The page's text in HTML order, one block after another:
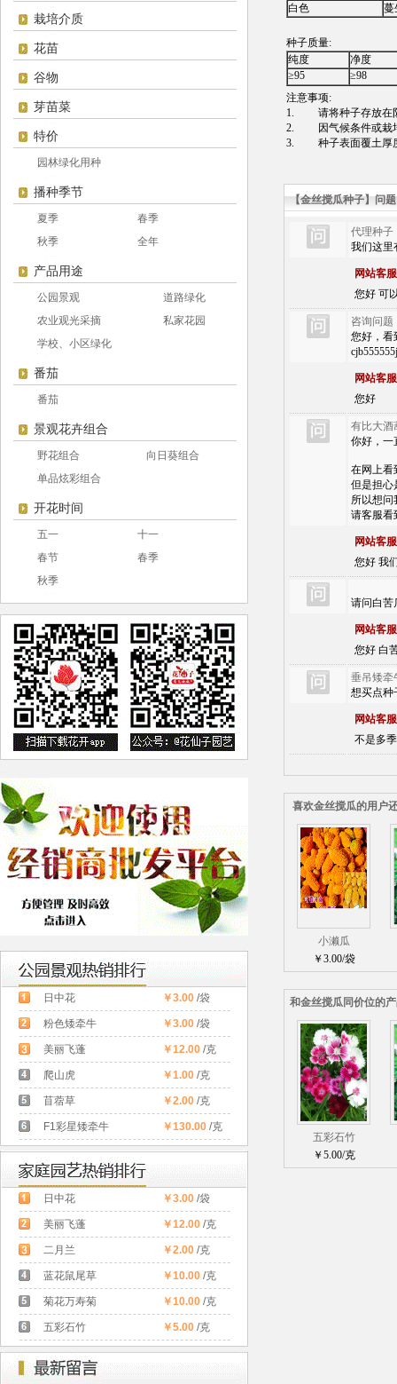
栽培介质
花苗
谷物
芽苗菜
特价
园林绿化用种
播种季节
夏季
春季
秋季
全年
产品用途
公园景观
道路绿化
农业观光采摘
私家花园
学校、小区绿化
番茄
番茄
景观花卉组合
野花组合
向日葵组合
单品炫彩组合
开花时间
五一
十一
春节
春季
秋季
日中花 ￥3.00/袋
粉色矮牵牛 ￥3.00/袋
美丽飞蓬 ￥12.00/克
爬山虎 ￥1.00/克
苜蓿草 ￥2.00/克
F1彩星矮牵牛 ￥130.00/克
日中花 ￥3.00/袋
美丽飞蓬 ￥12.00/克
二月兰 ￥2.00/克
蓝花鼠尾草 ￥10.00/克
菊花万寿菊 ￥10.00/克
五彩石竹 ￥5.00/克
白色
蔓
种子质量:
纯度
净度
≥95
≥98
注意事项:
1. 请将种子存放在
2. 因气候条件或栽培
3. 种子表面覆土厚度
【金丝搅瓜种子】问
代理种子
我们这里
网站客
您好 可
咨询问题
您好，看
网站客
您好
有比大酒
你好，一
在网上看
但是担心
所以想
请客服看
网站客
您好 我
请问白苦
网站客
您好 白
垂吊矮牵
想买点种
网站客
不是多
喜欢金丝搅瓜的用户
小濑瓜
￥3.00/袋
和金丝搅瓜同价位的
五彩石竹
￥5.00/克